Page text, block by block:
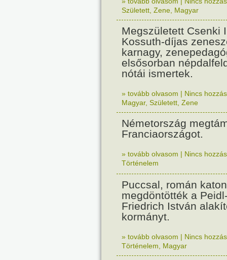
Született Zene Magyar
Megszületett Csenki
Kossuth-díjas
karnagy,
elsősorban
nótái ismertek.
» tovább olvasom | Nincs
Magyar, Született Zene
Németország
Franciaországot.
» tovább olvasom | Nincs
Történelem
Puccsal, román
megdöntötték a
Friedrich István
kormányt.
» tovább olvasom | Nincs
Történelem
Magyar